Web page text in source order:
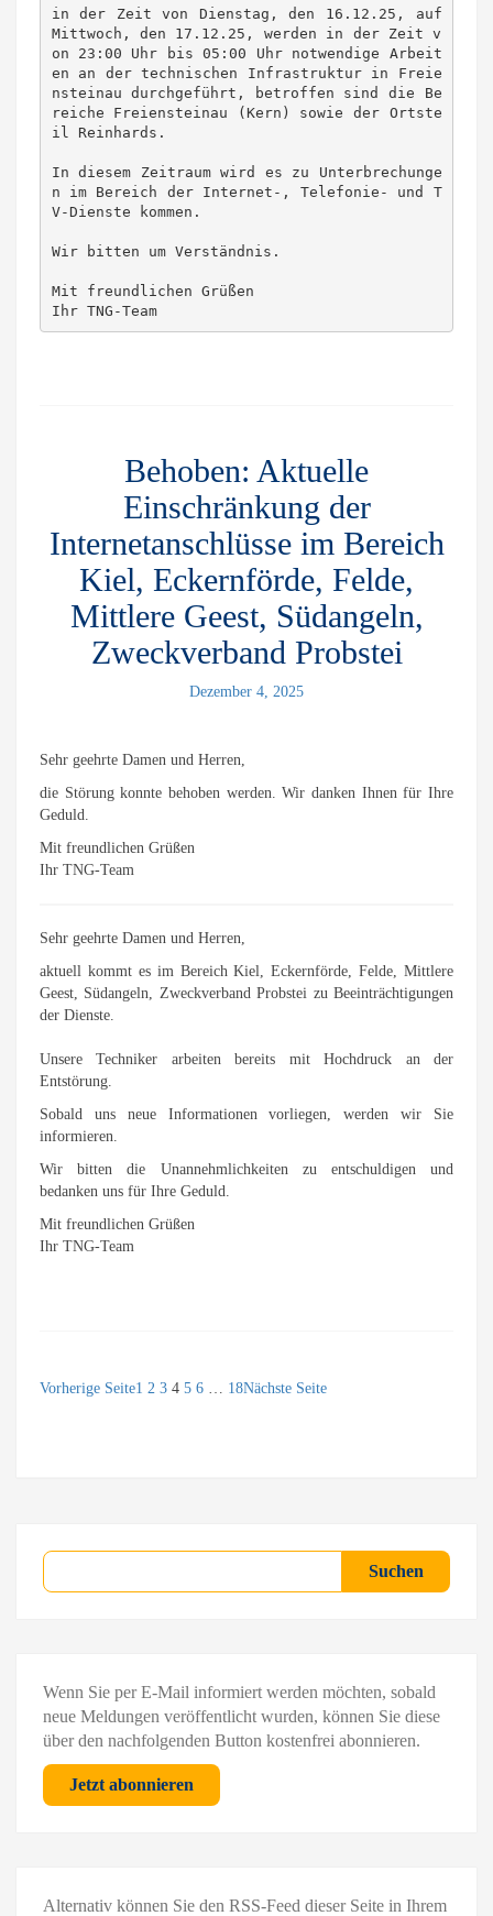
in der Zeit von Dienstag, den 16.12.25, auf
Mittwoch, den 17.12.25, werden in der Zeit v
on 23:00 Uhr bis 05:00 Uhr notwendige Arbeit
en an der technischen Infrastruktur in Freie
nsteinau durchgeführt, betroffen sind die Be
reiche Freiensteinau (Kern) sowie der Ortste
il Reinhards.
In diesem Zeitraum wird es zu Unterbrechunge
n im Bereich der Internet-, Telefonie- und T
V-Dienste kommen.
Wir bitten um Verständnis.
Mit freundlichen Grüßen
Ihr TNG-Team
Behoben: Aktuelle
Einschränkung der
Internetanschlüsse im Bereich
Kiel, Eckernförde, Felde,
Mittlere Geest, Südangeln,
Zweckverband Probstei
Dezember 4, 2025
Sehr geehrte Damen und Herren,
die Störung konnte behoben werden. Wir danken Ihnen für Ihre
Geduld.
Mit freundlichen Grüßen
Ihr TNG-Team
Sehr geehrte Damen und Herren,
aktuell kommt es im Bereich Kiel, Eckernförde, Felde, Mittlere
Geest, Südangeln, Zweckverband Probstei zu Beeinträchtigungen
der Dienste.
Unsere Techniker arbeiten bereits mit Hochdruck an der
Entstörung.
Sobald uns neue Informationen vorliegen, werden wir Sie
informieren.
Wir bitten die Unannehmlichkeiten zu entschuldigen und
bedanken uns für Ihre Geduld.
Mit freundlichen Grüßen
Ihr TNG-Team
Vorherige Seite1 2 3 4 5 6 … 18Nächste Seite
Suchen
Suchen
Wenn Sie per E-Mail informiert werden möchten, sobald
neue Meldungen veröffentlicht wurden, können Sie diese
über den nachfolgenden Button kostenfrei abonnieren.
Jetzt abonnieren
Alternativ können Sie den RSS-Feed dieser Seite in Ihrem